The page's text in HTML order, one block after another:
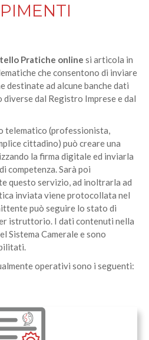
Pratiche online si articola in
che consentono di inviare
destinate ad alcune banche dati
diverse dal Registro Imprese e dal
telematico (professionista,
cittadino) può creare una
la firma digitale ed inviarla
competenza. Sarà poi
questo servizio, ad inoltrarla ad
inviata viene protocollata nel
può seguire lo stato di
istruttorio. I dati contenuti nella
Sistema Camerale e sono
operativi sono i seguenti: